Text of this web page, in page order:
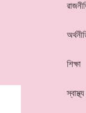
শিক্ষা
স্বাস্থ্য